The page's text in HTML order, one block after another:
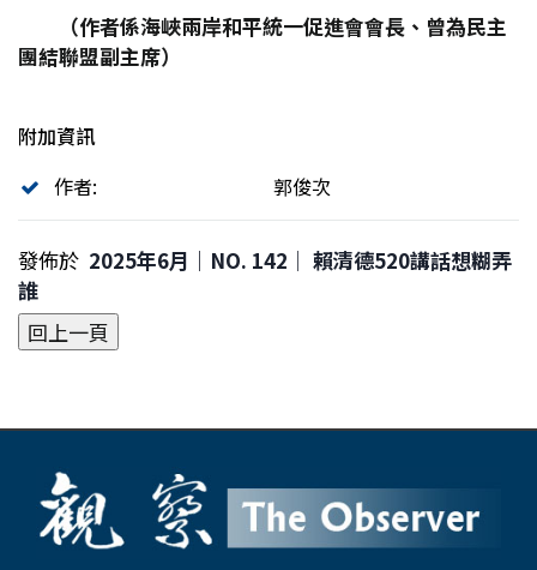
（作者係海峽兩岸和平統一促進會會長、曾為民主
團結聯盟副主席）
附加資訊
作者:
郭俊次
發佈於 2025年6月｜NO. 142│ 賴清德520講話想糊弄
誰